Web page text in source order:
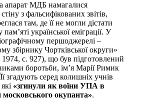
МДБ намагалися
з фальсифікованих звітів,
там, де її не могли дістати
української еміграції. У
першоджерелі –
збірнику Чортківської округи»
с. 927), що був підготовлений
боротьби, ім’я Марії Римик
згадують серед колишніх учнів
«згинули як воїни УПА в
окупанта».